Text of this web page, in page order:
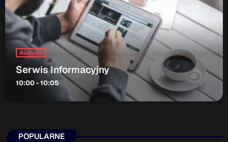
Audycja
Serwis Informacyjny
10:00 - 10:05
POPULARNE